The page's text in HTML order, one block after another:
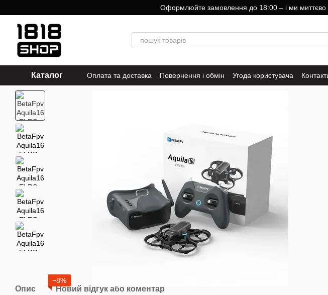
Оформлюйте замовлення до 18:00 – і ми миттєво
Каталог Оплата та доставка Повернення і обмін Угода користувача
−8%
Опис Новий відгук або коментар